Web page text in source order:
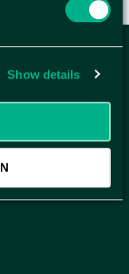
Show details
en möjlighet att